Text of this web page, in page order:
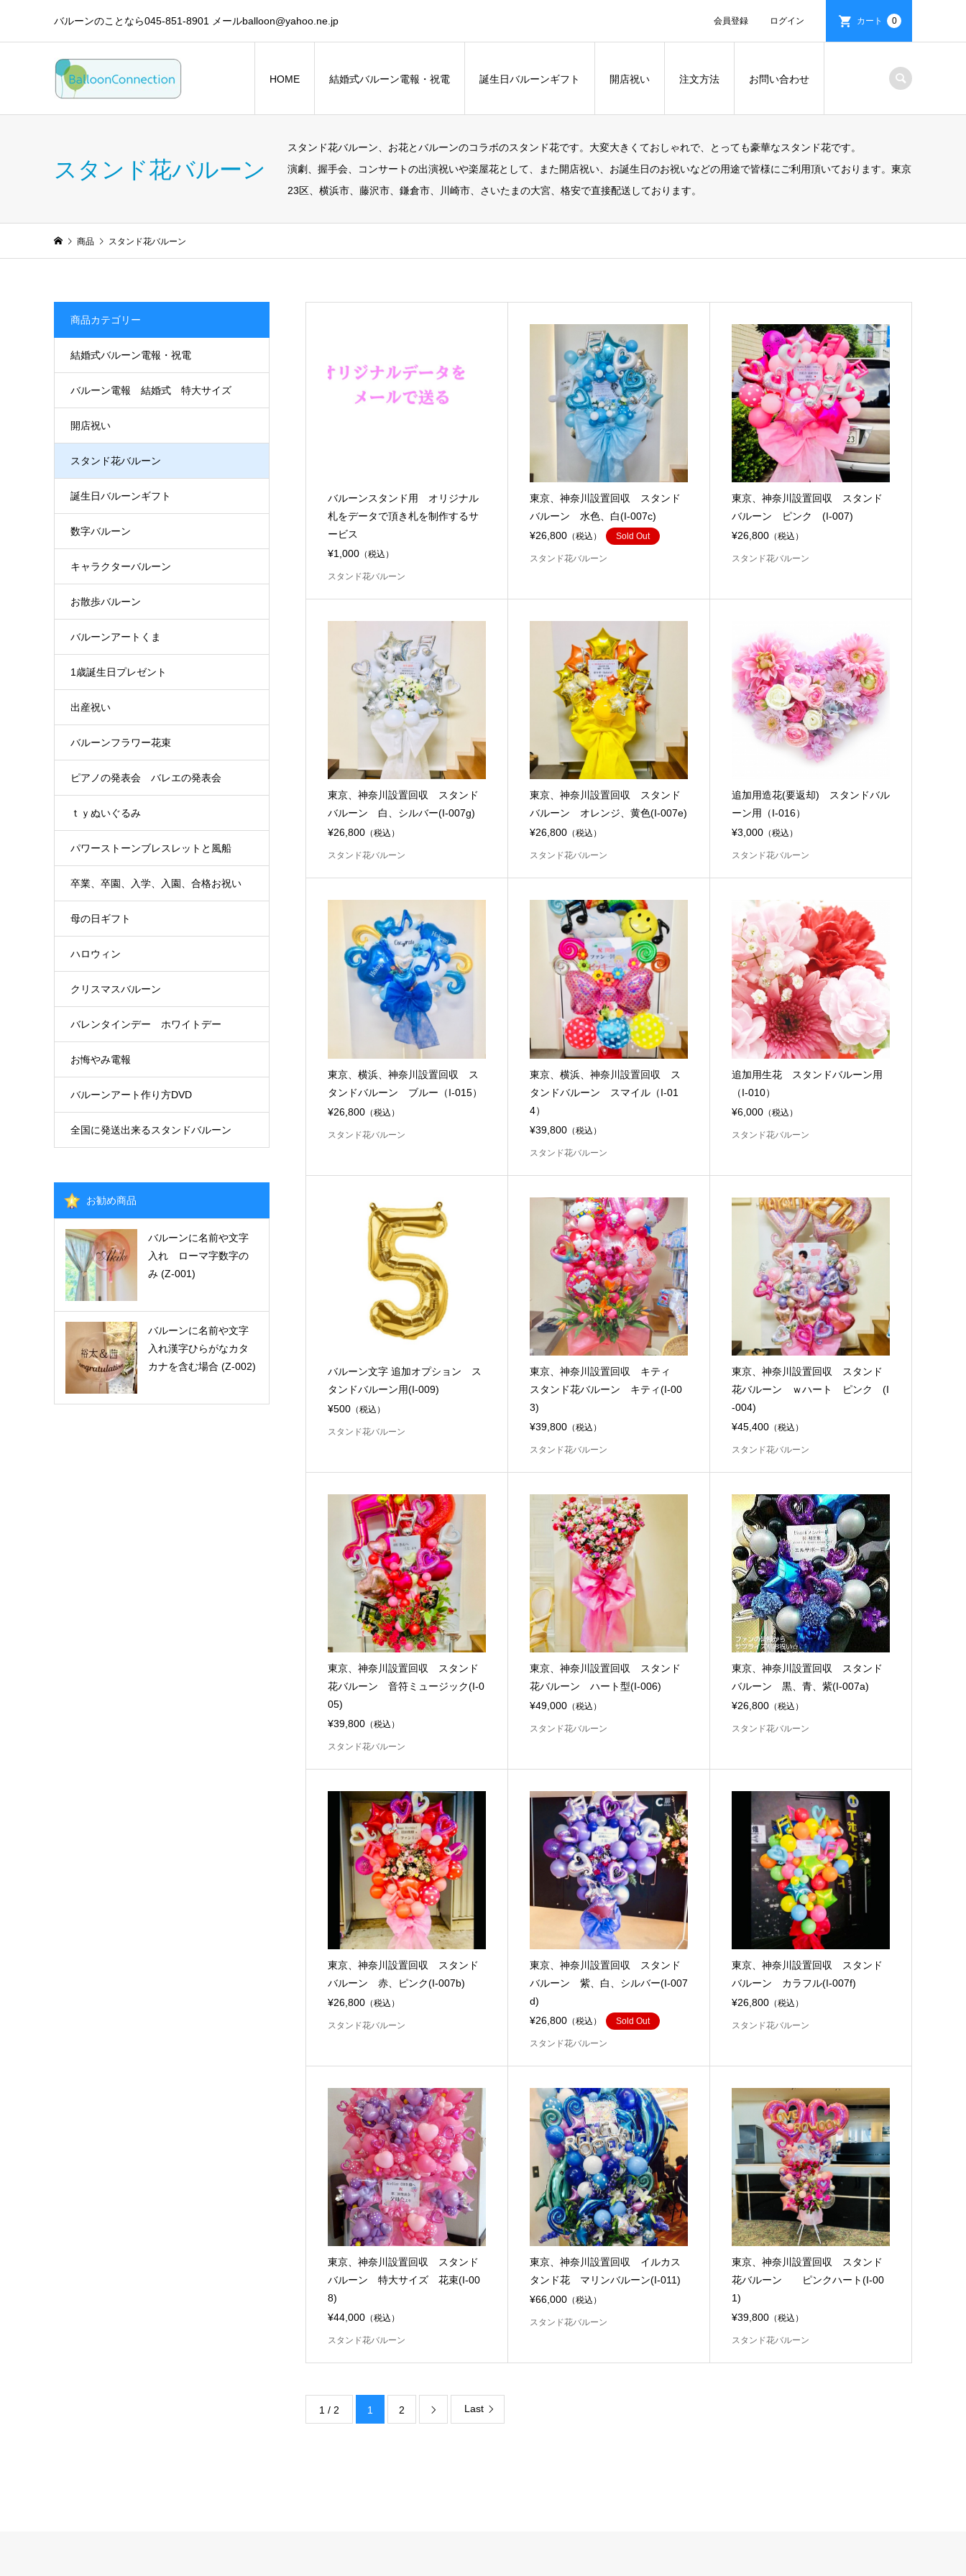
バルーンのことなら045-851-8901 メールballoon@yahoo.ne.jp 会員登録 ログイン カート 0
HOME 結婚式バルーン電報・祝電 誕生日バルーンギフト 開店祝い 注文方法 お問い合わせ
スタンド花バルーン
スタンド花バルーン、お花とバルーンのコラボのスタンド花です。大変大きくておしゃれで、とっても豪華なスタンド花です。
演劇、握手会、コンサートの出演祝いや楽屋花として、また開店祝い、お誕生日のお祝いなどの用途で皆様にご利用頂いております。東京
23区、横浜市、藤沢市、鎌倉市、川崎市、さいたまの大宮、格安で直接配送しております。
商品 スタンド花バルーン
バルーンスタンド用 オリジナル
札をデータで頂き札を制作するサ
ービス
¥1,000（税込）
スタンド花バルーン
東京、神奈川設置回収 スタンド
バルーン 水色、白(I-007c)
¥26,800（税込） Sold Out
スタンド花バルーン
東京、神奈川設置回収 スタンド
バルーン ピンク (I-007)
¥26,800 （税込）
スタンド花バルーン
東京、神奈川設置回収 スタンド
バルーン 白、シルバー(I-007g)
¥26,800（税込）
スタンド花バルーン
東京、神奈川設置回収 スタンド
バルーン オレンジ、黄色(I-007e)
¥26,800（税込）
スタンド花バルーン
追加用造花(要返却) スタンドバル
ーン用（I-016）
¥3,000 （税込）
スタンド花バルーン
東京、横浜、神奈川設置回収 ス
タンドバルーン ブルー（I-015）
¥26,800（税込）
スタンド花バルーン
東京、横浜、神奈川設置回収 ス
タンドバルーン スマイル（I-01
4）
¥39,800（税込）
スタンド花バルーン
追加用生花 スタンドバルーン用
（I-010）
¥6,000 （税込）
スタンド花バルーン
バルーン文字 追加オプション ス
タンドバルーン用(I-009)
¥500（税込）
スタンド花バルーン
東京、神奈川設置回収 キティ
スタンド花バルーン キティ(I-00
3)
¥39,800（税込）
スタンド花バルーン
東京、神奈川設置回収 スタンド
花バルーン ｗハート ピンク (I
-004)
¥45,400 （税込）
スタンド花バルーン
東京、神奈川設置回収 スタンド
花バルーン 音符ミュージック(I-0
05)
¥39,800（税込）
スタンド花バルーン
東京、神奈川設置回収 スタンド
花バルーン ハート型(I-006)
¥49,000（税込）
スタンド花バルーン
東京、神奈川設置回収 スタンド
バルーン 黒、青、紫(I-007a)
¥26,800 （税込）
スタンド花バルーン
東京、神奈川設置回収 スタンド
バルーン 赤、ピンク(I-007b)
¥26,800（税込）
スタンド花バルーン
東京、神奈川設置回収 スタンド
バルーン 紫、白、シルバー(I-007
d)
¥26,800（税込） Sold Out
スタンド花バルーン
東京、神奈川設置回収 スタンド
バルーン カラフル(I-007f)
¥26,800 （税込）
スタンド花バルーン
東京、神奈川設置回収 スタンド
バルーン 特大サイズ 花束(I-00
8)
¥44,000（税込）
スタンド花バルーン
東京、神奈川設置回収 イルカス
タンド花 マリンバルーン(I-011)
¥66,000（税込）
スタンド花バルーン
東京、神奈川設置回収 スタンド
花バルーン ピンクハート(I-00
1)
¥39,800 （税込）
スタンド花バルーン
1 / 2 1 2  Last
商品カテゴリー
結婚式バルーン電報・祝電
バルーン電報 結婚式 特大サイズ
開店祝い
スタンド花バルーン
誕生日バルーンギフト
数字バルーン
キャラクターバルーン
お散歩バルーン
バルーンアートくま
1歳誕生日プレゼント
出産祝い
バルーンフラワー花束
ピアノの発表会 バレエの発表会
ｔｙぬいぐるみ
パワーストーンブレスレットと風船
卒業、卒園、入学、入園、合格お祝い
母の日ギフト
ハロウィン
クリスマスバルーン
バレンタインデー ホワイトデー
お悔やみ電報
バルーンアート作り方DVD
全国に発送出来るスタンドバルーン
お勧め商品
バルーンに名前や文字
入れ ローマ字数字の
み (Z-001)
バルーンに名前や文字
入れ漢字ひらがなカタ
カナを含む場合 (Z-002)